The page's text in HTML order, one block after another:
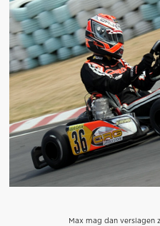
Max mag dan verslagen